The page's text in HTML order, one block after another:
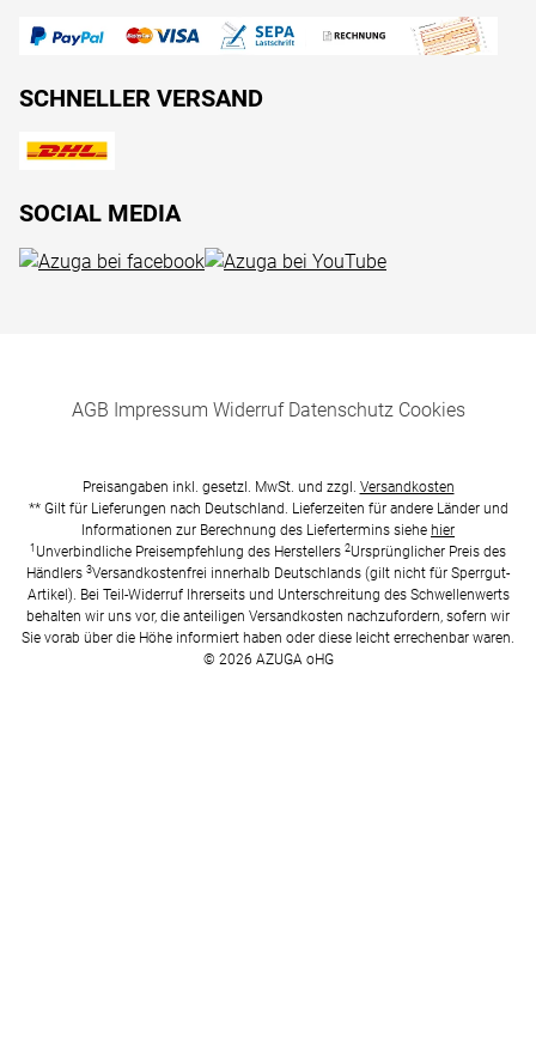
SCHNELLER VERSAND
SOCIAL MEDIA
AGB Impressum Widerruf Datenschutz Cookies
Preisangaben inkl. gesetzl. MwSt. und zzgl. Versandkosten
** Gilt für Lieferungen nach Deutschland. Lieferzeiten für andere Länder und
Informationen zur Berechnung des Liefertermins siehe hier
1 Unverbindliche Preisempfehlung des Herstellers 2Ursprünglicher Preis des
Händlers 3Versandkostenfrei innerhalb Deutschlands (gilt nicht für Sperrgut-
Artikel). Bei Teil-Widerruf Ihrerseits und Unterschreitung des Schwellenwerts
behalten wir uns vor, die anteiligen Versandkosten nachzufordern, sofern wir
Sie vorab über die Höhe informiert haben oder diese leicht errechenbar waren.
© 2026 AZUGA oHG